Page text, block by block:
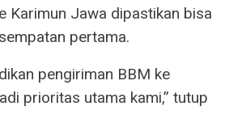
Karimun Jawa dipastikan bisa
pertama.
pengiriman BBM ke
prioritas utama kami,” tutup